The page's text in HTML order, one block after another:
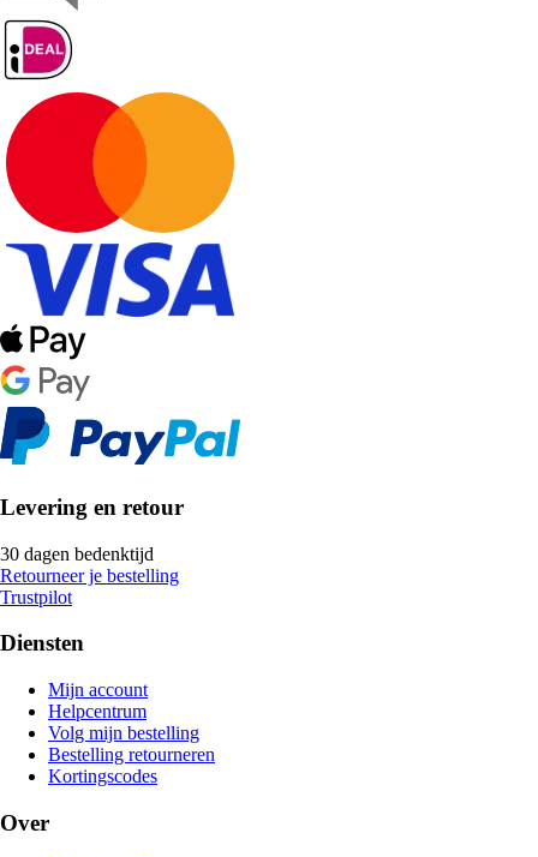
Levering en retour
30 dagen bedenktijd
Retourneer je bestelling
Trustpilot
Diensten
Mijn account
Helpcentrum
Volg mijn bestelling
Bestelling retourneren
Kortingscodes
Over